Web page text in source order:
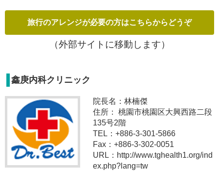
（外部サイトに移動します）
鑫庚内科クリニック
院長名：林楠傑
住所： 桃園市桃園区大興西路二段
135号2階
TEL：+886-3-301-5866
Fax：+886-3-302-0051
URL：http://www.tghealth1.org/ind
ex.php?lang=tw